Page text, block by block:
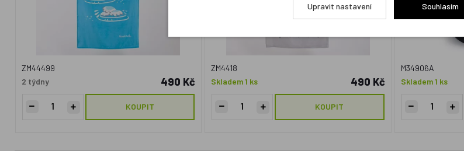
ZM44499
2 týdny
490 Kč
KOUPIT
ZM4418
Skladem 1 ks
490 Kč
KOUPIT
M34906A
Skladem 1 ks
Upravit nastavení Souhlasím